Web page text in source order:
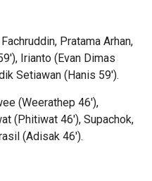
Pratama Arhan,
Irianto (Evan Dimas
Setiawan (Hanis 59′).
(Weerathep 46′),
(Phitiwat 46′), Supachok,
(Adisak 46′).